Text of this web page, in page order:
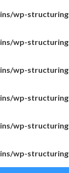
wp-
wp-
wp-
wp-
wp-
wp-